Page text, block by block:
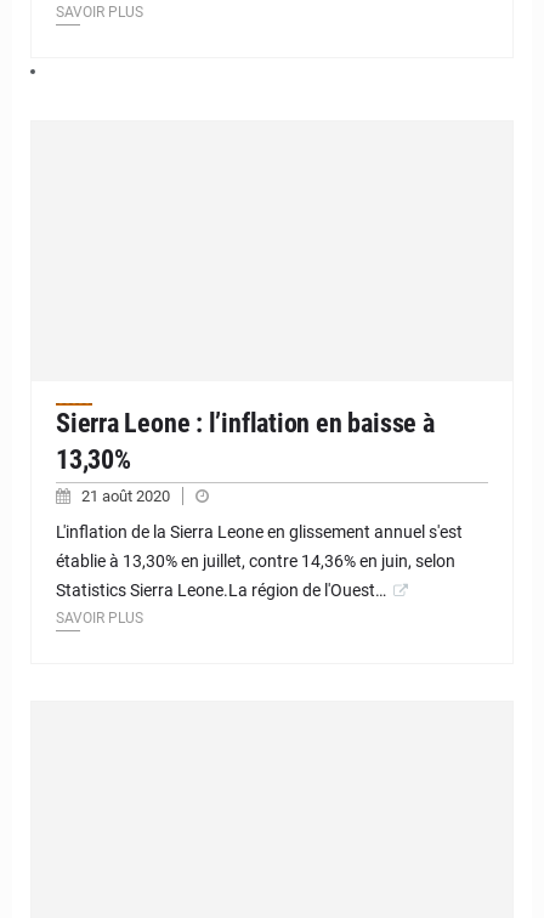
SAVOIR PLUS
Sierra Leone : l’inflation en baisse à
13,30%
21 août 2020
L'inflation de la Sierra Leone en glissement annuel s'est
établie à 13,30% en juillet, contre 14,36% en juin, selon
Statistics Sierra Leone.La région de l'Ouest…
SAVOIR PLUS